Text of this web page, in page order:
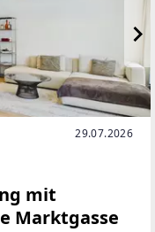
29.07.2026
mit
Marktgasse